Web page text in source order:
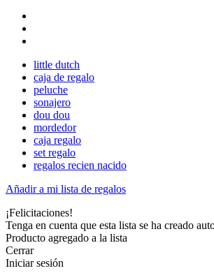
little dutch
caja de regalo
peluche
sonajero
dou dou
mordedor
caja regalo
set regalo
regalos recien nacido
Añadir a mi lista de regalos
¡Felicitaciones!
Tenga en cuenta que esta lista se ha creado
Producto agregado a la lista
Cerrar
Iniciar sesión